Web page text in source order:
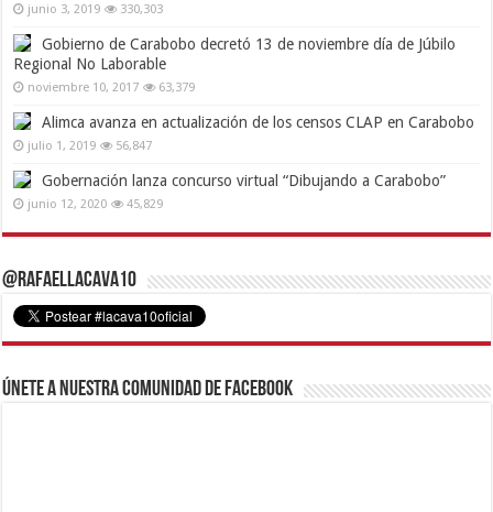
junio 3, 2019 330,303
Gobierno de Carabobo decretó 13 de noviembre día de Júbilo
Regional No Laborable
noviembre 10, 2017 63,379
Alimca avanza en actualización de los censos CLAP en Carabobo
julio 1, 2019 56,847
Gobernación lanza concurso virtual “Dibujando a Carabobo”
junio 12, 2020 45,829
@RafaelLacava10
Únete a nuestra comunidad de Facebook